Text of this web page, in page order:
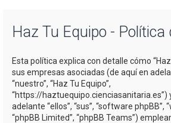
Haz Tu Equipo - Política
Esta política explica con detalle cómo
sus empresas asociadas (de aquí en
“nuestro”, “Haz Tu Equipo”,
“https://haztuequipo.cienciasanitaria.es”)
adelante “ellos”, “sus”, “software phpBB”,
“phpBB Limited”, “phpBB Teams”)